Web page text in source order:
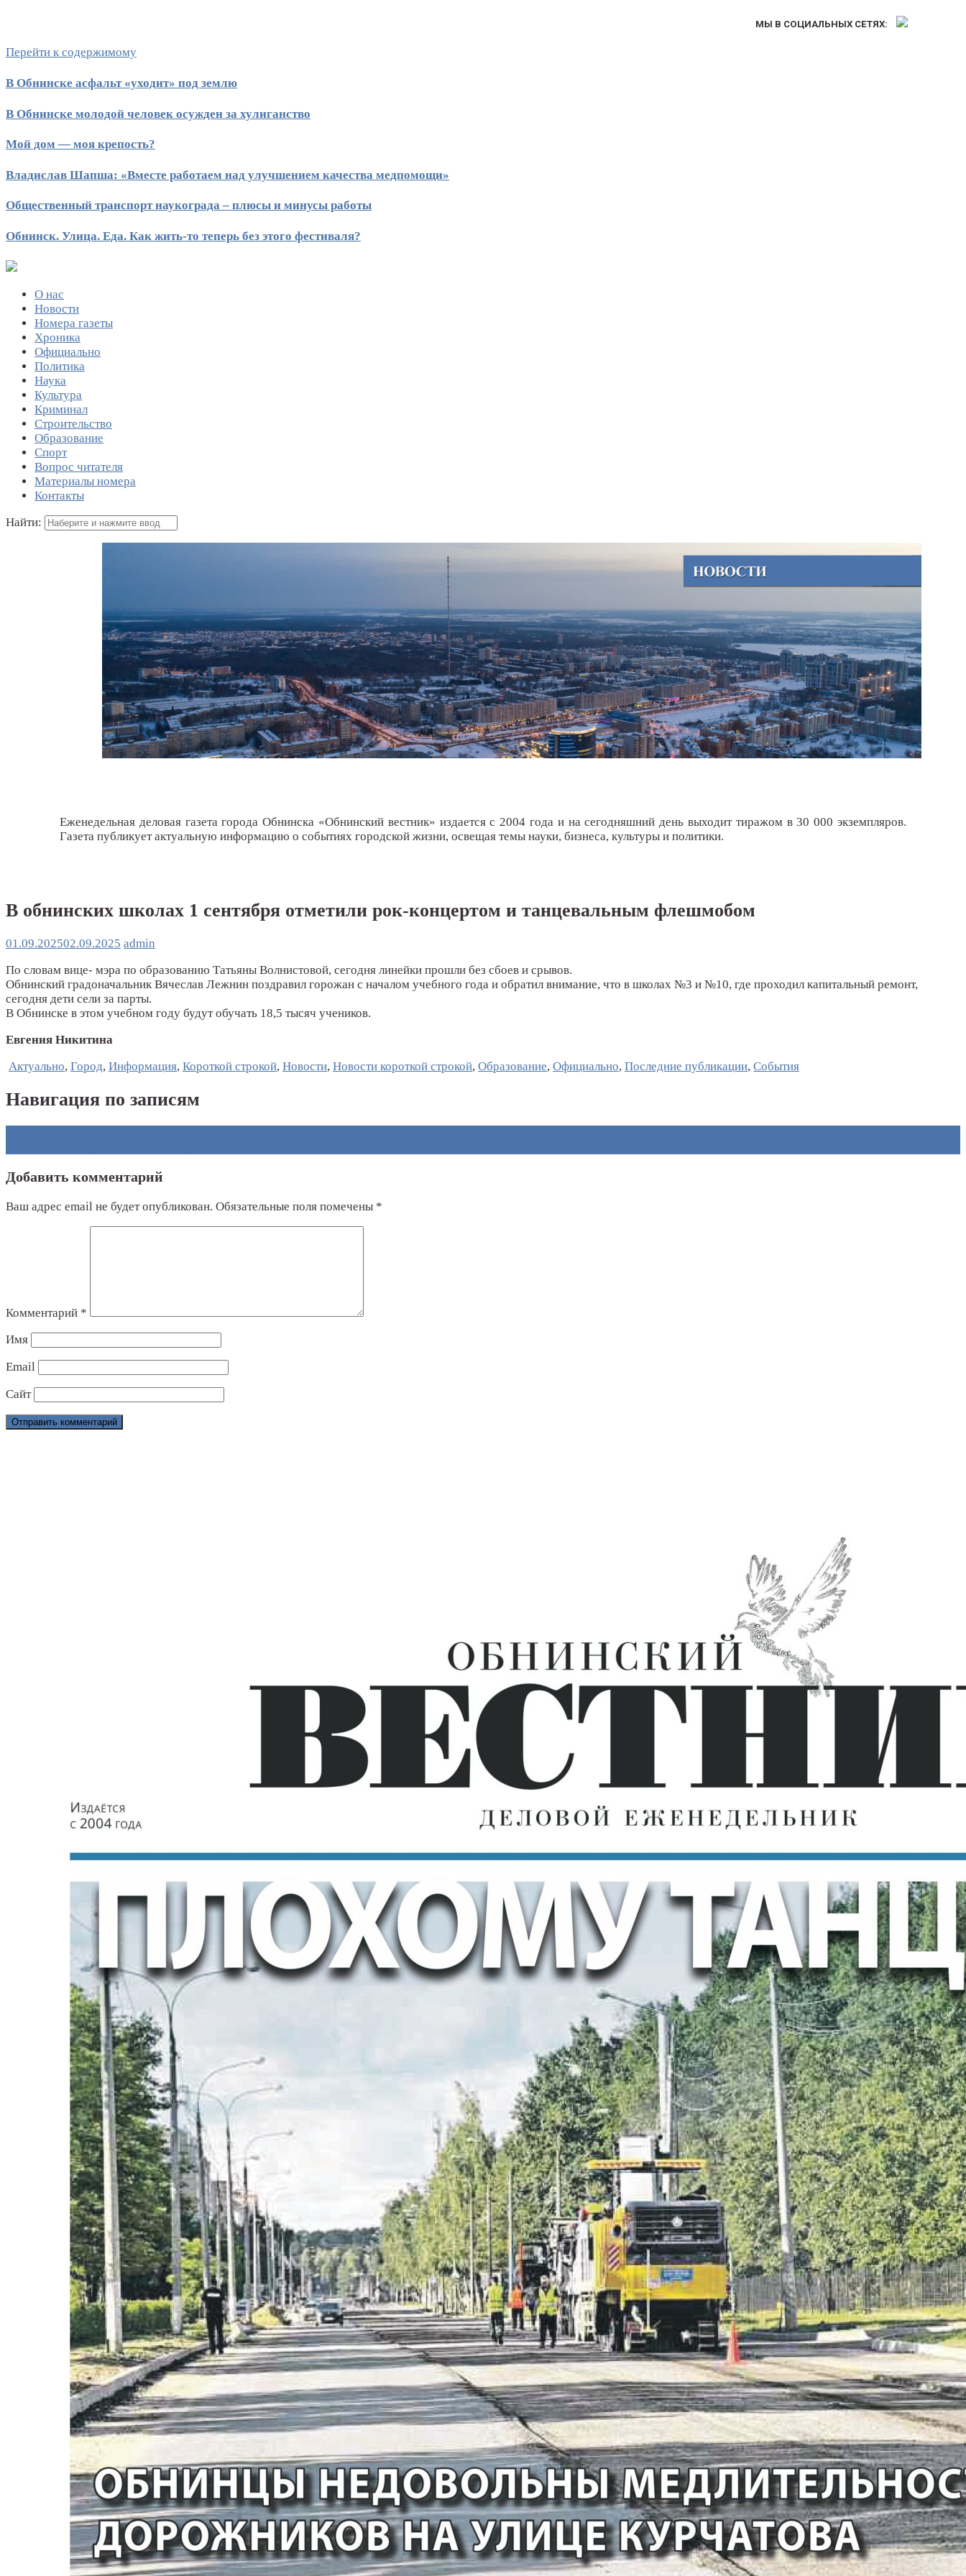
МЫ В СОЦИАЛЬНЫХ СЕТЯХ:
Перейти к содержимому
В Обнинске асфальт «уходит» под землю
В Обнинске молодой человек осужден за хулиганство
Мой дом — моя крепость?
Владислав Шапша: «Вместе работаем над улучшением качества медпомощи»
Общественный транспорт наукограда – плюсы и минусы работы
Обнинск. Улица. Еда. Как жить-то теперь без этого фестиваля?
О нас
Новости
Номера газеты
Хроника
Официально
Политика
Наука
Культура
Криминал
Строительство
Образование
Спорт
Вопрос читателя
Материалы номера
Контакты
Найти:
Еженедельная деловая газета города Обнинска «Обнинский вестник» издается с 2004 года и на сегодняшний день выходит тиражом в 30 000 экземпляров.
Газета публикует актуальную информацию о событиях городской жизни, освещая темы науки, бизнеса, культуры и политики.
В обнинских школах 1 сентября отметили рок-концертом и танцевальным флешмобом
01.09.202502.09.2025 admin
По словам вице- мэра по образованию Татьяны Волнистовой, сегодня линейки прошли без сбоев и срывов.
Обнинский градоначальник Вячеслав Лежнин поздравил горожан с началом учебного года и обратил внимание, что в школах №3 и №10, где проходил капитальный ремонт,
сегодня дети сели за парты.
В Обнинске в этом учебном году будут обучать 18,5 тысяч учеников.
Евгения Никитина
Актуально, Город, Информация, Короткой строкой, Новости, Новости короткой строкой, Образование, Официально, Последние публикации, События
Навигация по записям
Добавить комментарий
Ваш адрес email не будет опубликован. Обязательные поля помечены *
Комментарий *
Имя
Email
Сайт